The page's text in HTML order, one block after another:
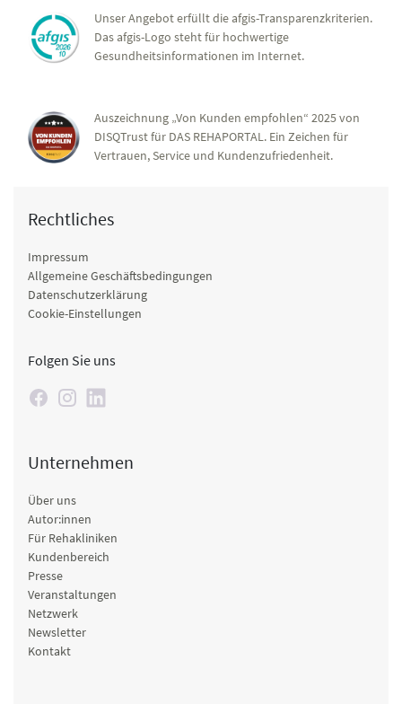
Unser Angebot erfüllt die afgis-Transparenzkriterien.
Das afgis-Logo steht für hochwertige
Gesundheitsinformationen im Internet.
Auszeichnung „Von Kunden empfohlen“ 2025 von
DISQTrust für DAS REHAPORTAL. Ein Zeichen für
Vertrauen, Service und Kundenzufriedenheit.
Rechtliches
Impressum
Allgemeine Geschäftsbedingungen
Datenschutzerklärung
Cookie-Einstellungen
Folgen Sie uns
Unternehmen
Über uns
Autor:innen
Für Rehakliniken
Kundenbereich
Presse
Veranstaltungen
Netzwerk
Newsletter
Kontakt